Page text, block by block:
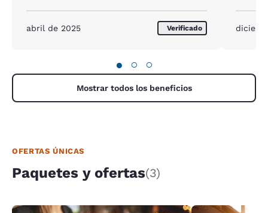
abril de 2025 Verificado
llegara
me
● ○ ○
Mostrar todos los beneficios
OFERTAS ÚNICAS
Paquetes y ofertas(3)